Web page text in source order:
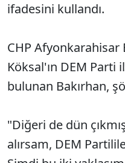
ifadesini kullandı.
CHP Afyonkarahisar
Köksal'ın DEM Parti
bulunan Bakırhan,
"Diğeri de dün
alırsam, DEM